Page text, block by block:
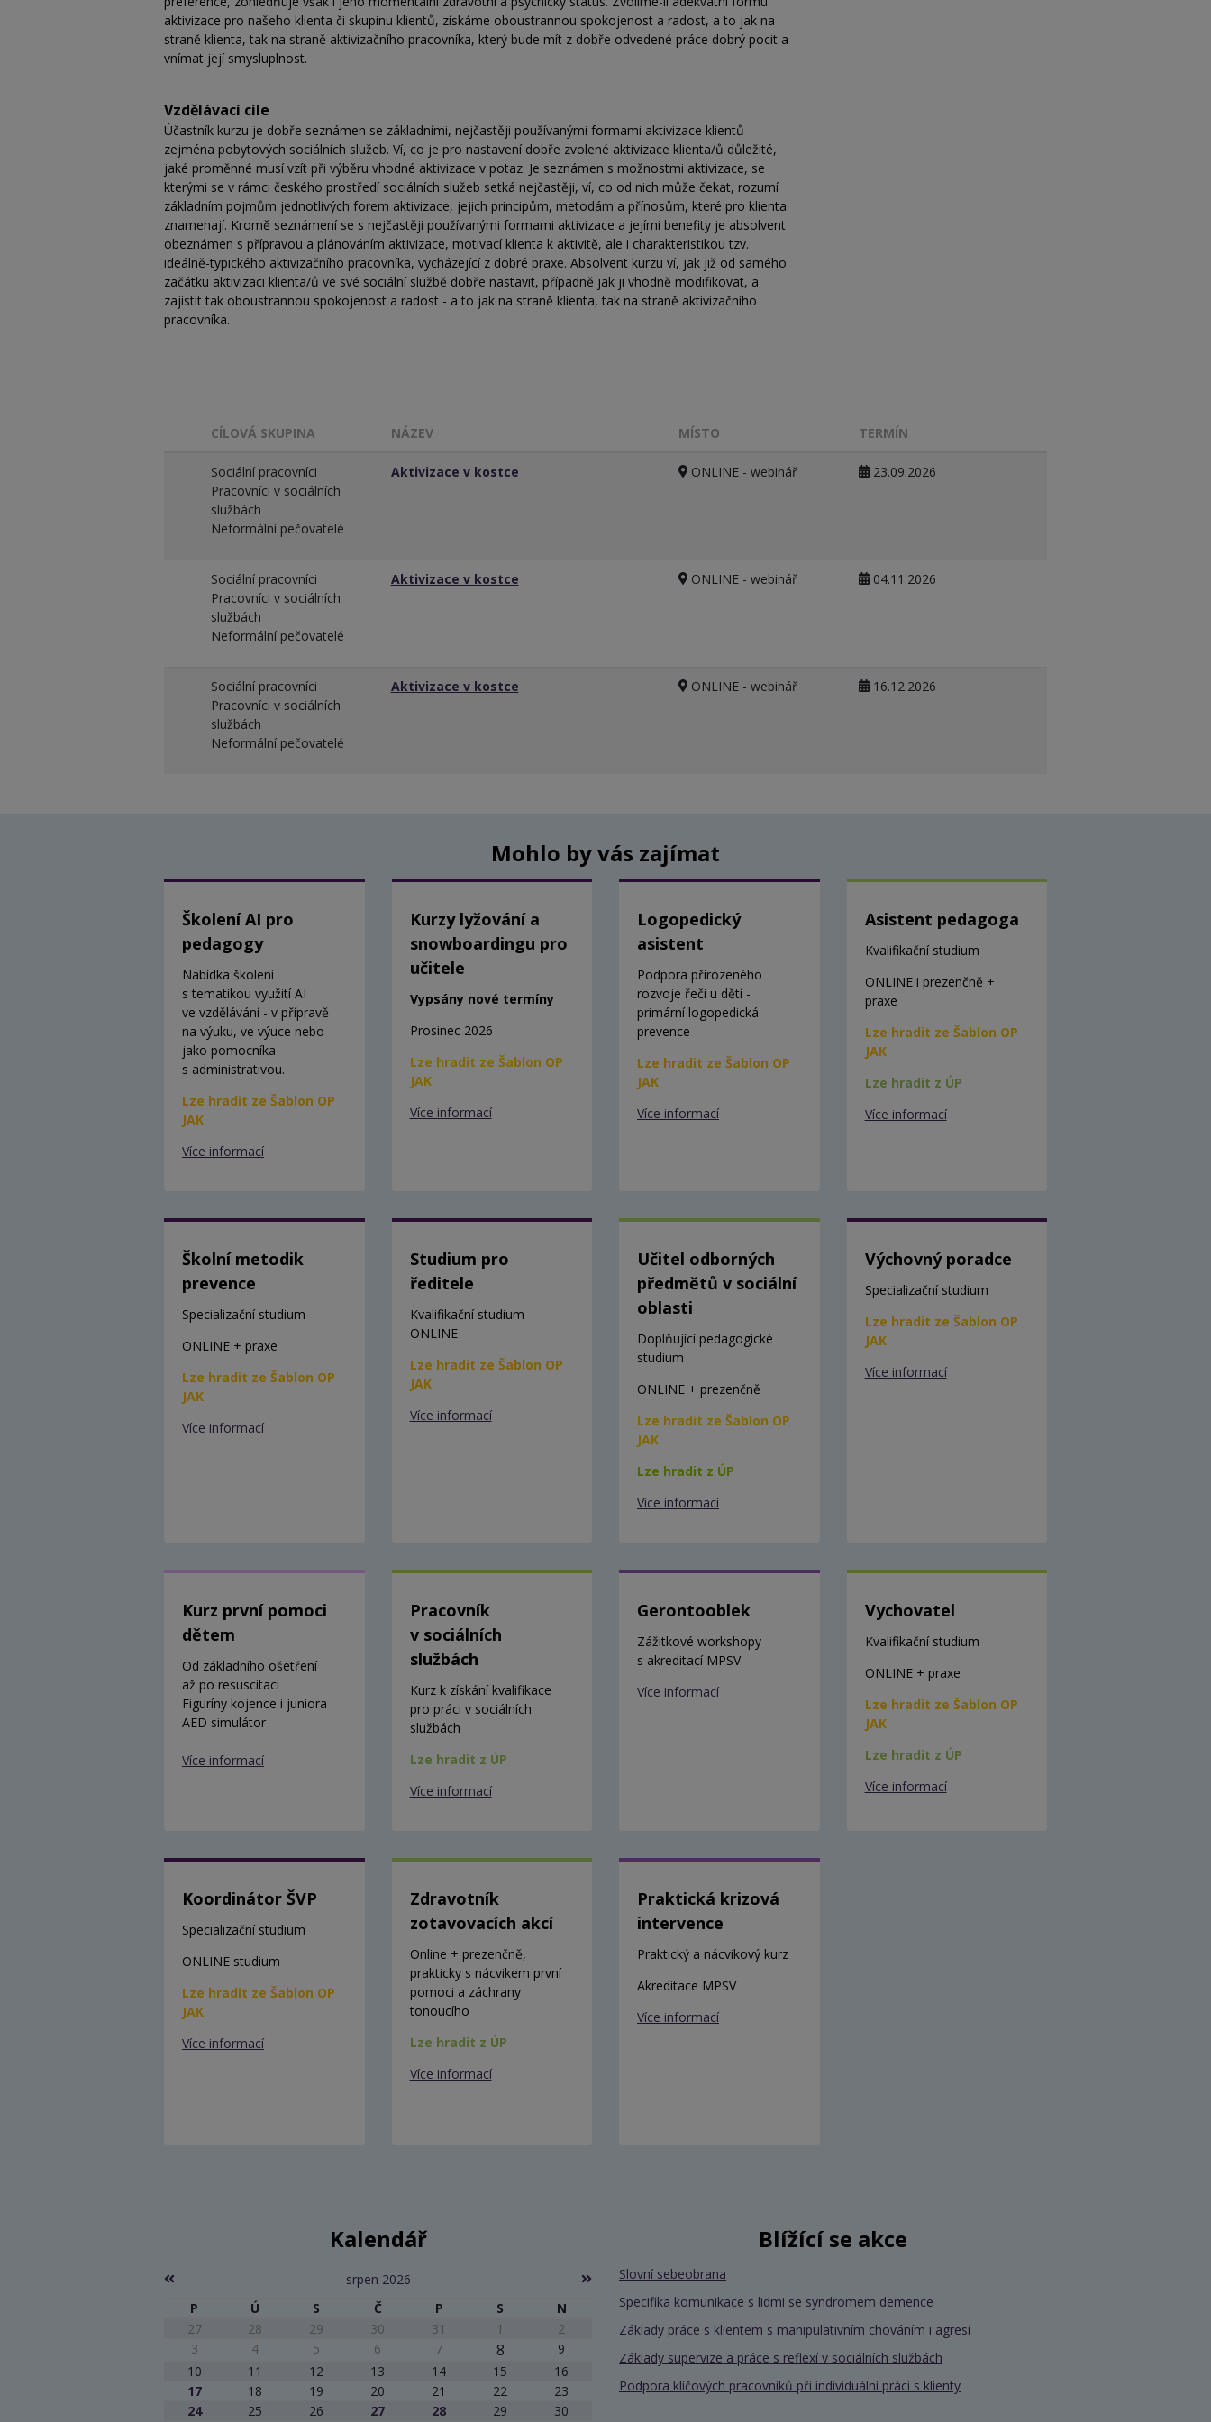
aktivizace pro našeho klienta či skupinu klientů, získáme oboustrannou spokojenost a radost, a to jak na
straně klienta, tak na straně aktivizačního pracovníka, který bude mít z dobře odvedené práce dobrý pocit a
vnímat její smysluplnost.
Vzdělávací cíle
Účastník kurzu je dobře seznámen se základními, nejčastěji používanými formami aktivizace klientů
zejména pobytových sociálních služeb. Ví, co je pro nastavení dobře zvolené aktivizace klienta/ů důležité,
jaké proměnné musí vzít při výběru vhodné aktivizace v potaz. Je seznámen s možnostmi aktivizace, se
kterými se v rámci českého prostředí sociálních služeb setká nejčastěji, ví, co od nich může čekat, rozumí
základním pojmům jednotlivých forem aktivizace, jejich principům, metodám a přínosům, které pro klienta
znamenají. Kromě seznámení se s nejčastěji používanými formami aktivizace a jejími benefity je absolvent
obeznámen s přípravou a plánováním aktivizace, motivací klienta k aktivitě, ale i charakteristikou tzv.
ideálně-typického aktivizačního pracovníka, vycházející z dobré praxe. Absolvent kurzu ví, jak již od samého
začátku aktivizaci klienta/ů ve své sociální službě dobře nastavit, případně jak ji vhodně modifikovat, a
zajistit tak oboustrannou spokojenost a radost - a to jak na straně klienta, tak na straně aktivizačního
pracovníka.
CÍLOVÁ SKUPINA NÁZEV MÍSTO TERMÍN
Sociální pracovníci
Pracovníci v sociálních
službách
Neformální pečovatelé
Aktivizace v kostce ONLINE - webinář 23.09.2026
Sociální pracovníci
Pracovníci v sociálních
službách
Neformální pečovatelé
Aktivizace v kostce ONLINE - webinář 04.11.2026
Sociální pracovníci
Pracovníci v sociálních
službách
Neformální pečovatelé
Aktivizace v kostce ONLINE - webinář 16.12.2026
Mohlo by vás zajímat
Školení AI pro
pedagogy
Nabídka školení
s tematikou využití AI
ve vzdělávání - v přípravě
na výuku, ve výuce nebo
jako pomocníka
s administrativou.
Lze hradit ze Šablon OP
JAK
Více informací
Kurzy lyžování a
snowboardingu pro
učitele
Vypsány nové termíny
Prosinec 2026
Lze hradit ze Šablon OP
JAK
Více informací
Logopedický
asistent
Podpora přirozeného
rozvoje řeči u dětí -
primární logopedická
prevence
Lze hradit ze Šablon OP
JAK
Více informací
Asistent pedagoga
Kvalifikační studium
ONLINE i prezenčně +
praxe
Lze hradit ze Šablon OP
JAK
Lze hradit z ÚP
Více informací
Školní metodik
prevence
Specializační studium
ONLINE + praxe
Lze hradit ze Šablon OP
JAK
Více informací
Studium pro
ředitele
Kvalifikační studium
ONLINE
Lze hradit ze Šablon OP
JAK
Více informací
Učitel odborných
předmětů v sociální
oblasti
Doplňující pedagogické
studium
ONLINE + prezenčně
Lze hradit ze Šablon OP
JAK
Lze hradit z ÚP
Více informací
Výchovný poradce
Specializační studium
Lze hradit ze Šablon OP
JAK
Více informací
Kurz první pomoci
dětem
Od základního ošetření
až po resuscitaci
Figuríny kojence i juniora
AED simulátor
Více informací
Pracovník
v sociálních
službách
Kurz k získání kvalifikace
pro práci v sociálních
službách
Lze hradit z ÚP
Více informací
Gerontooblek
Zážitkové workshopy
s akreditací MPSV
Více informací
Vychovatel
Kvalifikační studium
ONLINE + praxe
Lze hradit ze Šablon OP
JAK
Lze hradit z ÚP
Více informací
Koordinátor ŠVP
Specializační studium
ONLINE studium
Lze hradit ze Šablon OP
JAK
Více informací
Zdravotník
zotavovacích akcí
Online + prezenčně,
prakticky s nácvikem první
pomoci a záchrany
tonoucího
Lze hradit z ÚP
Více informací
Praktická krizová
intervence
Praktický a nácvikový kurz
Akreditace MPSV
Více informací
Kalendář
srpen 2026
P
Ú S Č P S
N
27
28 29 30 31 1
2
3
4 5 6 7 8
9
10
11 12 13 14 15
16
17
18 19 20 21 22
23
24
25 26 27 28 29
30
Blížící se akce
Slovní sebeobrana
Specifika komunikace s lidmi se syndromem demence
Základy práce s klientem s manipulativním chováním i agresí
Základy supervize a práce s reflexí v sociálních službách
Podpora klíčových pracovníků při individuální práci s klienty